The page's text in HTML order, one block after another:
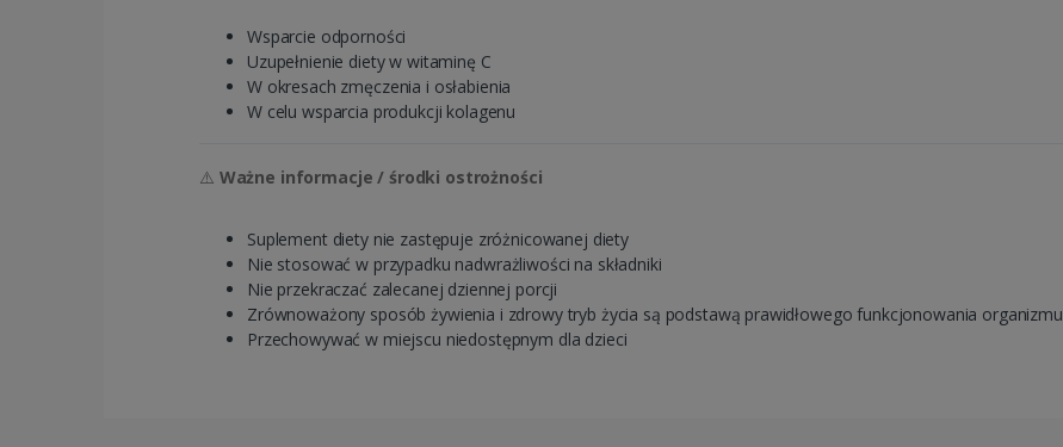
Wsparcie odporności
Uzupełnienie diety w witaminę C
W okresach zmęczenia i osłabienia
W celu wsparcia produkcji kolagenu
⚠️ Ważne informacje / środki ostrożności
Suplement diety nie zastępuje zróżnicowanej diety
Nie stosować w przypadku nadwrażliwości na składniki
Nie przekraczać zalecanej dziennej porcji
Zrównoważony sposób żywienia i zdrowy tryb życia są podstawą prawidłowego funkcjonowania organizmu
Przechowywać w miejscu niedostępnym dla dzieci